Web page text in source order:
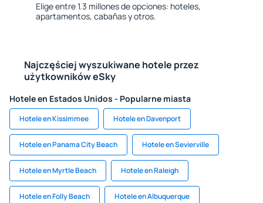
Elige entre 1.3 millones de opciones: hoteles,
apartamentos, cabañas y otros.
Najczęściej wyszukiwane hotele przez
użytkowników eSky
Hotele en Estados Unidos - Popularne miasta
Hotele en Kissimmee Hotele en Davenport
Hotele en Panama City Beach Hotele en Sevierville
Hotele en Myrtle Beach Hotele en Raleigh
Hotele en Folly Beach Hotele en Albuquerque